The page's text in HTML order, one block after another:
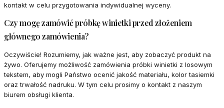
kontakt w celu przygotowania indywidualnej wyceny.
Czy mogę zamówić próbkę winietki przed złożeniem
głównego zamówienia?
Oczywiście! Rozumiemy, jak ważne jest, aby zobaczyć produkt na
żywo. Oferujemy możliwość zamówienia próbki winietki z losowym
tekstem, aby mogli Państwo ocenić jakość materiału, kolor tasiemki
oraz trwałość nadruku. W tym celu prosimy o kontakt z naszym
biurem obsługi klienta.